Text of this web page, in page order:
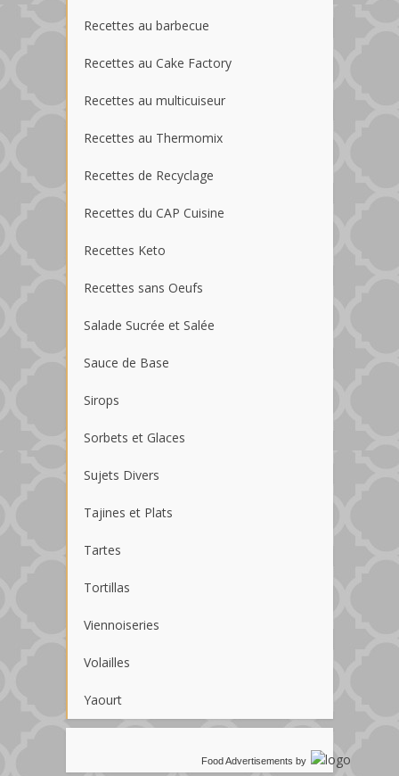
Recettes au barbecue
Recettes au Cake Factory
Recettes au multicuiseur
Recettes au Thermomix
Recettes de Recyclage
Recettes du CAP Cuisine
Recettes Keto
Recettes sans Oeufs
Salade Sucrée et Salée
Sauce de Base
Sirops
Sorbets et Glaces
Sujets Divers
Tajines et Plats
Tartes
Tortillas
Viennoiseries
Volailles
Yaourt
Food Advertisements by